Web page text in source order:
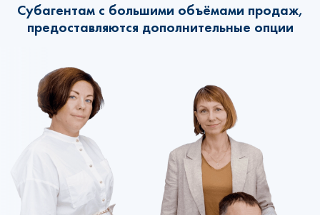
Субагентам с большими объёмами продаж,
предоставляются дополнительные опции